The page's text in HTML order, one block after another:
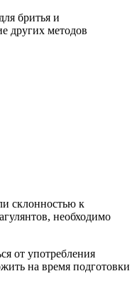
бритья и
других методов
склонностью к
необходимо
от употребления
на время подготовки